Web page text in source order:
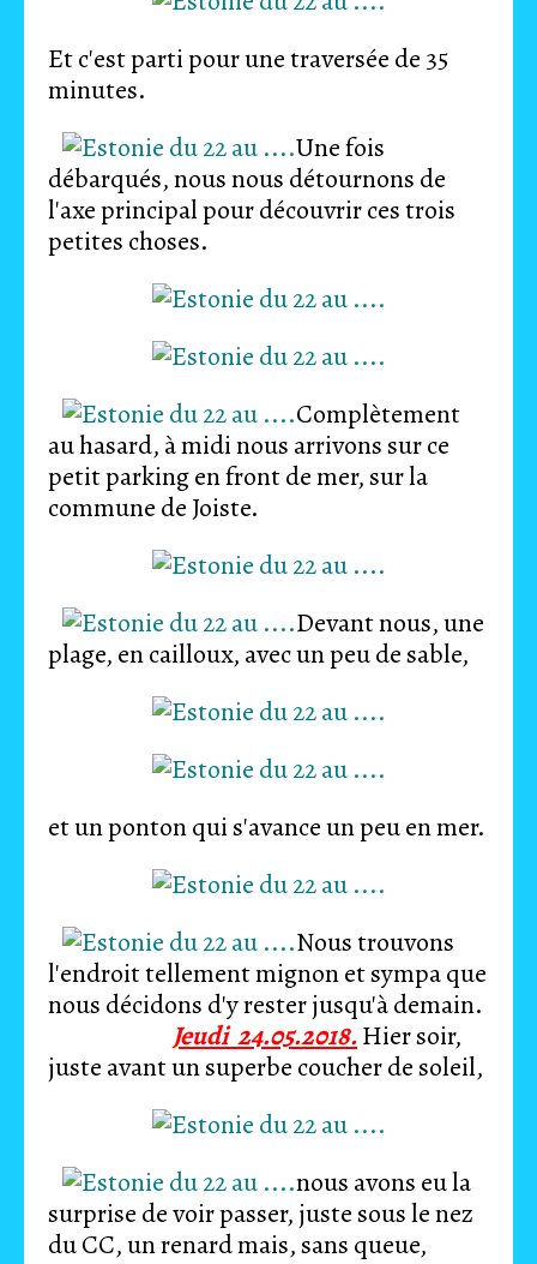
Et c'est parti pour une traversée de 35
minutes.
Une fois
débarqués, nous nous détournons de
l'axe principal pour découvrir ces trois
petites choses.
Complètement
au hasard, à midi nous arrivons sur ce
petit parking en front de mer, sur la
commune de Joiste.
Devant nous, une
plage, en cailloux, avec un peu de sable,
et un ponton qui s'avance un peu en mer.
Nous trouvons
l'endroit tellement mignon et sympa que
nous décidons d'y rester jusqu'à demain.
Jeudi 24.05.2018. Hier soir,
juste avant un superbe coucher de soleil,
nous avons eu la
surprise de voir passer, juste sous le nez
du CC, un renard mais, sans queue,